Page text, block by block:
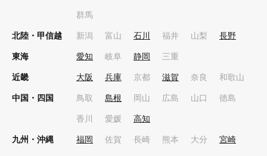
群馬
北陸・甲信越 新潟 富山 石川 福井 山梨 長野
東海 愛知 岐阜 静岡 三重
近畿 大阪 兵庫 京都 滋賀 奈良 和歌山
中国・四国 鳥取 島根 岡山 広島 山口 徳島
香川 愛媛 高知
九州・沖縄 福岡 佐賀 長崎 熊本 大分 宮崎